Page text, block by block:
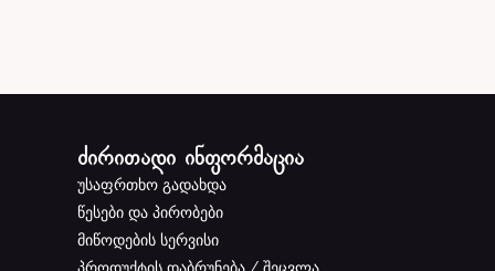
ძირითადი ინფორმაცია
უსაფრთხო გადახდა
წესები და პირობები
მიწოდების სერვისი